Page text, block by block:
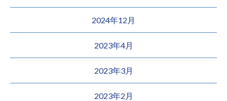
2024年12月
2023年4月
2023年3月
2023年2月